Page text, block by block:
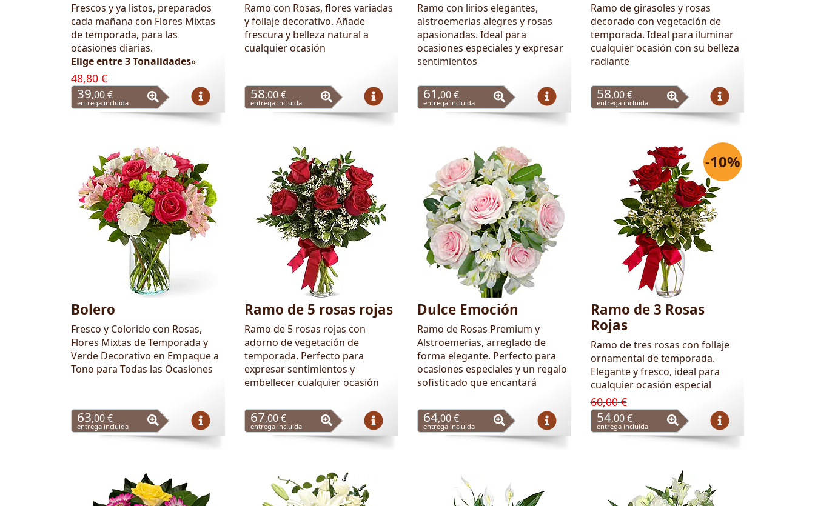
Frescos y ya listos, preparados
cada mañana con Flores Mixtas
de temporada, para las
ocasiones diarias.
Elige entre 3 Tonalidades»
48,80 €
39,00 €
entrega incluida
Ramo con Rosas, flores variadas
y follaje decorativo. Añade
frescura y belleza natural a
cualquier ocasión
58,00 €
entrega incluida
Ramo con lirios elegantes,
alstroemerias alegres y rosas
apasionadas. Ideal para
ocasiones especiales y expresar
sentimientos
61 ,00 €
entrega incluida
Ramo de girasoles y rosas
decorado con vegetación de
temporada. Ideal para iluminar
cualquier ocasión con su belleza
radiante
58,00 €
entrega incluida
Bolero
Fresco y Colorido con Rosas,
Flores Mixtas de Temporada y
Verde Decorativo en Empaque a
Tono para Todas las Ocasiones
63,00 €
entrega incluida
Ramo de 5 rosas rojas
Ramo de 5 rosas rojas con
adorno de vegetación de
temporada. Perfecto para
expresar sentimientos y
embellecer cualquier ocasión
67,00 €
entrega incluida
Dulce Emoción
Ramo de Rosas Premium y
Alstroemerias, arreglado de
forma elegante. Perfecto para
ocasiones especiales y un regalo
sofisticado que encantará
64,00 €
entrega incluida
-10%
Ramo de 3 Rosas
Rojas
Ramo de tres rosas con follaje
ornamental de temporada.
Elegante y fresco, ideal para
cualquier ocasión especial
60,00 €
54,00 €
entrega incluida